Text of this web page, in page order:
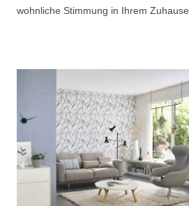
wohnliche Stimmung in Ihrem Zuhause.